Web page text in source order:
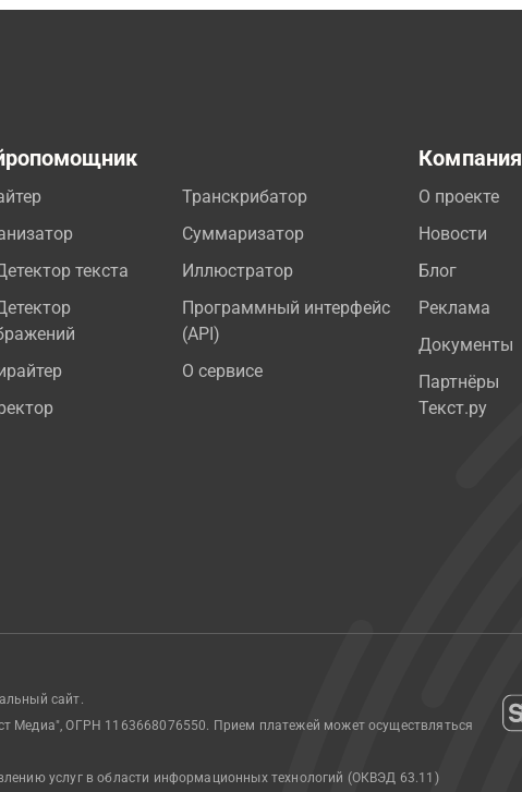
текста
Транскрибатор
Суммаризатор
Иллюстратор
Программный интерфейс
(API)
О сервисе
Компания
О проекте
Новости
Блог
Реклама
Документы
Партнёры
Текст.ру
сайт.
Медиа", ОГРН 1163668076550. Прием платежей может осуществляться
услуг в области информационных технологий (ОКВЭД 63.11)